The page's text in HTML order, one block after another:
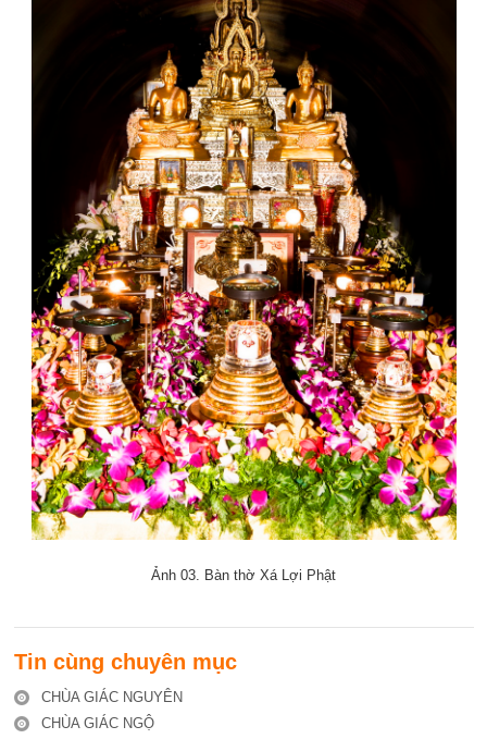
Ảnh 03. Bàn thờ Xá Lợi Phật
Tin cùng chuyên mục
CHÙA GIÁC NGUYÊN
CHÙA GIÁC NGỘ